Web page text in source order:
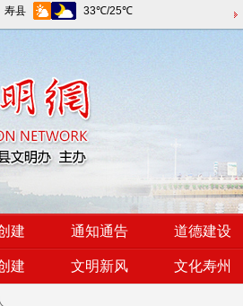
建 通知通告 道德建设
建 文明新风 文化寿州